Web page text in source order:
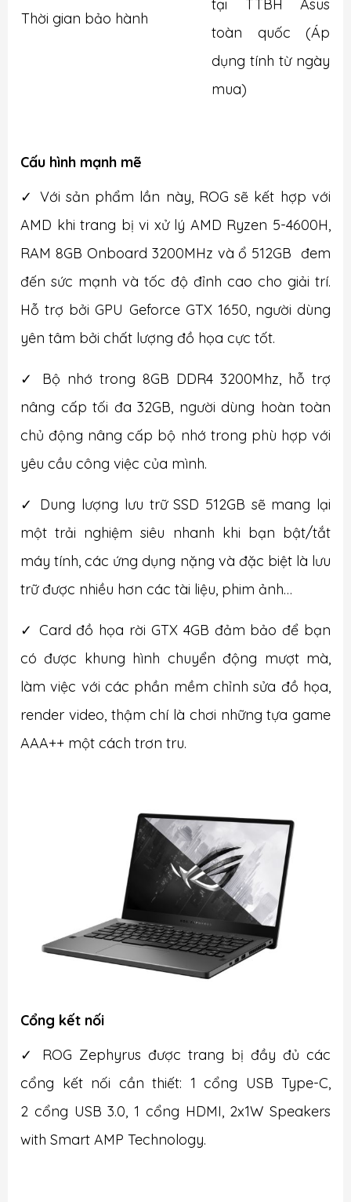
Thời gian bảo hành
tại TTBH Asus
toàn quốc (Áp
dụng tính từ ngày
mua)
Cấu hình mạnh mẽ
✓ Với sản phẩm lần này, ROG sẽ kết hợp với
AMD khi trang bị vi xử lý AMD Ryzen 5-4600H,
RAM 8GB Onboard 3200MHz và ổ 512GB đem
đến sức mạnh và tốc độ đỉnh cao cho giải trí.
Hỗ trợ bởi GPU Geforce GTX 1650, người dùng
yên tâm bởi chất lượng đồ họa cực tốt.
✓ Bộ nhớ trong 8GB DDR4 3200Mhz, hỗ trợ
nâng cấp tối đa 32GB, người dùng hoàn toàn
chủ động nâng cấp bộ nhớ trong phù hợp với
yêu cầu công việc của mình.
✓ Dung lượng lưu trữ SSD 512GB sẽ mang lại
một trải nghiệm siêu nhanh khi bạn bật/tắt
máy tính, các ứng dụng nặng và đặc biệt là lưu
trữ được nhiều hơn các tài liệu, phim ảnh…
✓ Card đồ họa rời GTX 4GB đảm bảo để bạn
có được khung hình chuyển động mượt mà,
làm việc với các phần mềm chỉnh sửa đồ họa,
render video, thậm chí là chơi những tựa game
AAA++ một cách trơn tru.
Cổng kết nối
✓ ROG Zephyrus được trang bị đầy đủ các
cổng kết nối cần thiết: 1 cổng USB Type-C,
2 cổng USB 3.0, 1 cổng HDMI, 2x1W Speakers
with Smart AMP Technology.